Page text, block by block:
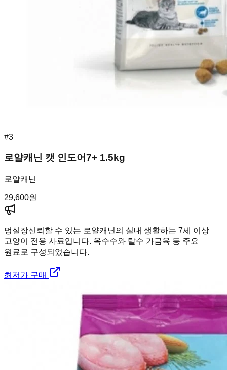
#3
로얄캐닌 캣 인도어7+ 1.5kg
로얄캐닌
29,600원
멍실장신뢰할 수 있는 로얄캐닌의 실내 생활하는 7세 이상
고양이 전용 사료입니다. 옥수수와 탈수 가금육 등 주요
원료로 구성되었습니다.
최저가 구매